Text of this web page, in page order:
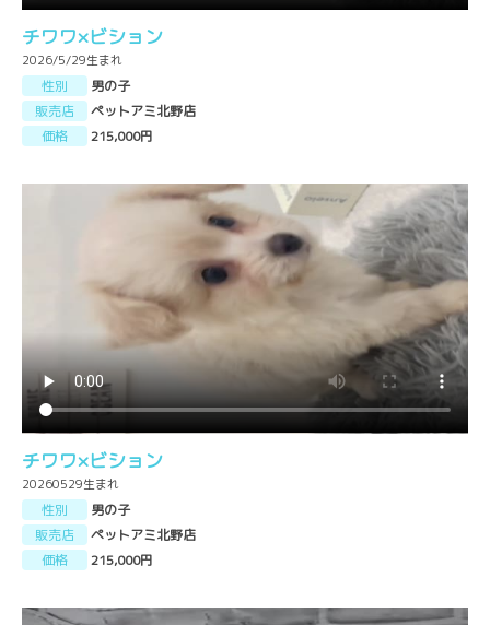
チワワ×ビション
2026/5/29生まれ
性別
男の子
販売店
ペットアミ北野店
価格
215,000円
チワワ×ビション
20260529生まれ
性別
男の子
販売店
ペットアミ北野店
価格
215,000円